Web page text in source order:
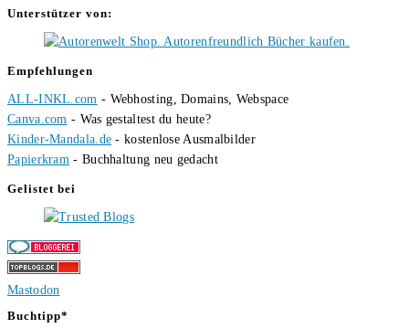
Unterstützer von:
Empfehlungen
ALL-INKL.com - Webhosting, Domains, Webspace
Canva.com - Was gestaltest du heute?
Kinder-Mandala.de - kostenlose Ausmalbilder
Papierkram - Buchhaltung neu gedacht
Gelistet bei
Mastodon
Buchtipp*